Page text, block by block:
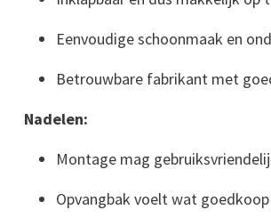
Eenvoudige schoonmaak en
Betrouwbare fabrikant met
Nadelen:
Montage mag
Opvangbak voelt wat goedkoop